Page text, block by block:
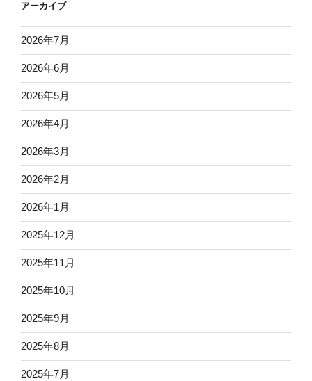
アーカイブ
2026年7月
2026年6月
2026年5月
2026年4月
2026年3月
2026年2月
2026年1月
2025年12月
2025年11月
2025年10月
2025年9月
2025年8月
2025年7月